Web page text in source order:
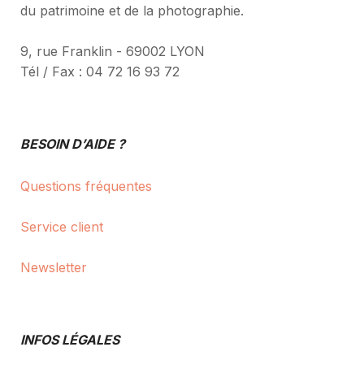
du patrimoine et de la photographie.
9, rue Franklin - 69002 LYON
Tél / Fax : 04 72 16 93 72
BESOIN D’AIDE ?
Questions fréquentes
Service client
Newsletter
INFOS LÉGALES